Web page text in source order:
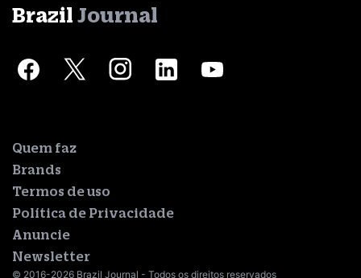
Brazil Journal
Quem faz
Brands
Termos de uso
Política de Privacidade
Anuncie
Newsletter
© 2016-2026 Brazil Journal - Todos os direitos reservados